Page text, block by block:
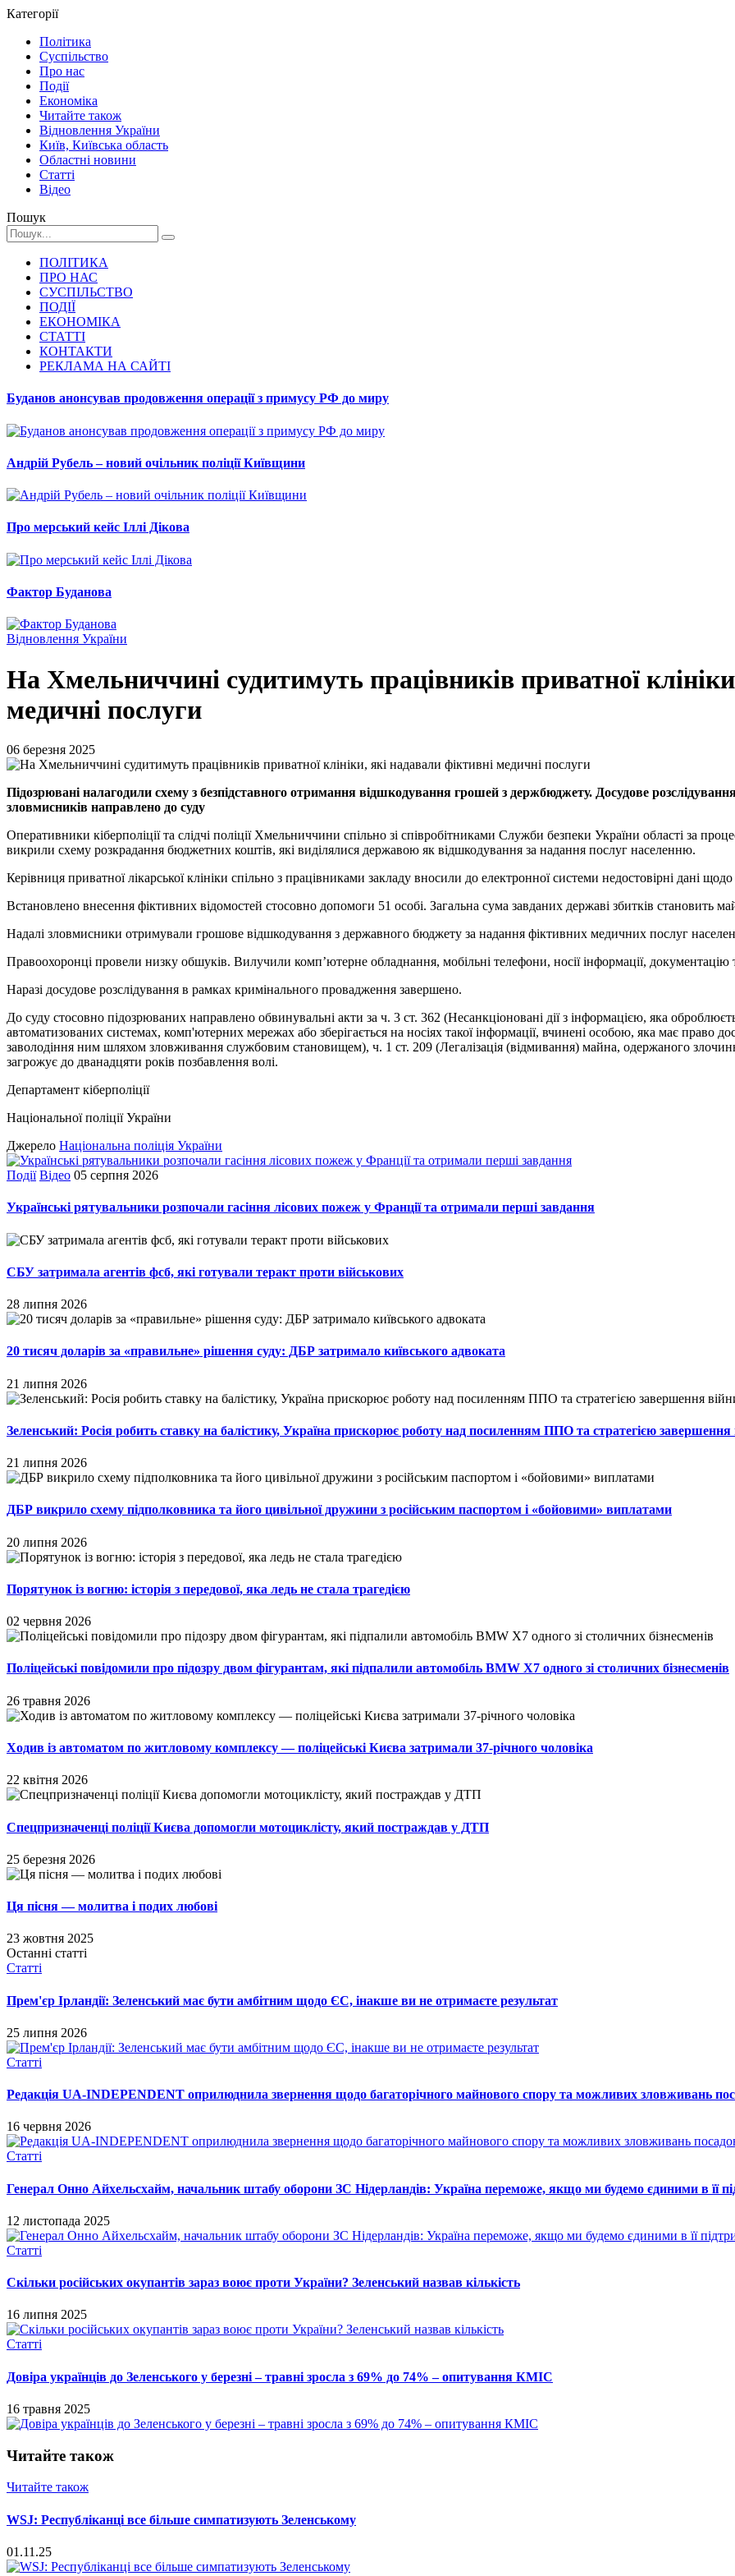
Категорії
Політика
Суспільство
Про нас
Події
Економіка
Читайте також
Відновлення України
Київ, Київська область
Областні новини
Статті
Відео
Пошук
ПОЛІТИКА
ПРО НАС
СУСПІЛЬСТВО
ПОДІЇ
ЕКОНОМІКА
СТАТТІ
КОНТАКТИ
РЕКЛАМА НА САЙТІ
Буданов анонсував продовження операції з примусу РФ до миру
Андрій Рубель – новий очільник поліції Київщини
Про мерський кейс Іллі Дікова
Фактор Буданова
Відновлення України
На Хмельниччині судитимуть працівників приватної
медичні послуги
06 березня 2025
Підозрювані налагодили схему з безпідставного отримання відшкодування грошей з держбюджету. Досудове
зловмисників направлено до суду
Оперативники кіберполіції та слідчі поліції Хмельниччини спільно зі співробітниками Служби безпеки України області за
викрили схему розкрадання бюджетних коштів, які виділялися державою як відшкодування за надання послуг населенню.
Керівниця приватної лікарської клініки спільно з працівниками закладу вносили до електронної системи недостовірні дані
Встановлено внесення фіктивних відомостей стосовно допомоги 51 особі. Загальна сума завданих державі збитків становить
Надалі зловмисники отримували грошове відшкодування з державного бюджету за надання фіктивних медичних послуг
Правоохоронці провели низку обшуків. Вилучили комп’ютерне обладнання, мобільні телефони, носії інформації, документацію
Наразі досудове розслідування в рамках кримінального провадження завершено.
До суду стосовно підозрюваних направлено обвинувальні акти за ч. 3 ст. 362 (Несанкціоновані дії з інформацією, яка
автоматизованих системах, комп'ютерних мережах або зберігається на носіях такої інформації, вчинені особою, яка має право
заволодіння ним шляхом зловживання службовим становищем), ч. 1 ст. 209 (Легалізація (відмивання) майна, одержаного
загрожує до дванадцяти років позбавлення волі.
Департамент кіберполіції
Національної поліції України
Джерело Національна поліція України
Події Відео 05 серпня 2026
Українські рятувальники розпочали гасіння лісових пожеж у Франції та отримали перші завдання
СБУ затримала агентів фсб, які готували теракт проти військових
28 липня 2026
20 тисяч доларів за «правильне» рішення суду: ДБР затримало київського адвоката
21 липня 2026
Зеленський: Росія робить ставку на балістику, Україна прискорює роботу над посиленням ППО та стратегією завершення
21 липня 2026
ДБР викрило схему підполковника та його цивільної дружини з російським паспортом і «бойовими» виплатами
20 липня 2026
Порятунок із вогню: історія з передової, яка ледь не стала трагедією
02 червня 2026
Поліцейські повідомили про підозру двом фігурантам, які підпалили автомобіль BMW X7 одного зі столичних бізнесменів
26 травня 2026
Ходив із автоматом по житловому комплексу — поліцейські Києва затримали 37-річного чоловіка
22 квітня 2026
Спецпризначенці поліції Києва допомогли мотоциклісту, який постраждав у ДТП
25 березня 2026
Ця пісня — молитва і подих любові
23 жовтня 2025
Останні статті
Статті
Прем'єр Ірландії: Зеленський має бути амбітним щодо ЄС, інакше ви не отримаєте результат
25 липня 2026
Статті
Редакція UA-INDEPENDENT оприлюднила звернення щодо багаторічного майнового спору та можливих зловживань
16 червня 2026
Статті
Генерал Онно Айхельсхайм, начальник штабу оборони ЗС Нідерландів: Україна переможе, якщо ми будемо єдиними в її
12 листопада 2025
Статті
Скільки російських окупантів зараз воює проти України? Зеленський назвав кількість
16 липня 2025
Статті
Довіра українців до Зеленського у березні – травні зросла з 69% до 74% – опитування КМІС
16 травня 2025
Читайте також
Читайте також
WSJ: Республіканці все більше симпатизують Зеленському
01.11.25